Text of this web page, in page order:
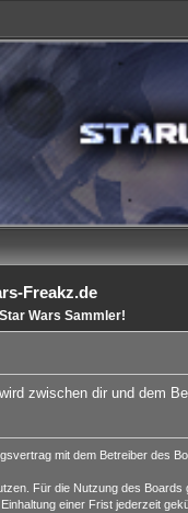
Freakz.de
Wars Sammler!
zwischen dir und dem
mit dem Betreiber des
Für die Nutzung des Boards
einer Frist jederzeit